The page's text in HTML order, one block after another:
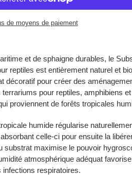
de moyens de paiement
et de sphaigne durables, le
reptiles est entièrement naturel et
décoratif pour créer des
pour reptiles, amphibiens
proviennent de forêts tropicales
humide régularise
celle-ci pour ensuite la
substrat maximise le pouvoir
atmosphérique adéquat
infections respiratoires.